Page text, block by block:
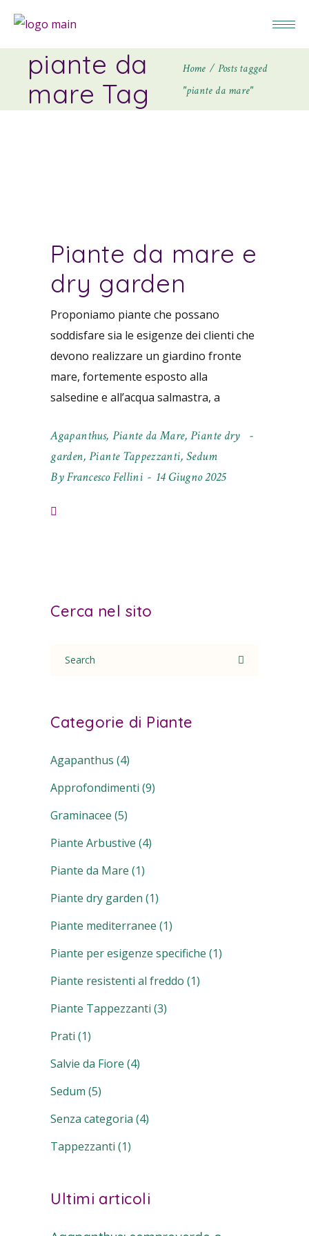
piante da
mare Tag
Home
Posts tagged
"piante da mare"
Piante da mare e
dry garden
Proponiamo piante che possano
soddisfare sia le esigenze dei clienti che
devono realizzare un giardino fronte
mare, fortemente esposto alla
salsedine e all’acqua salmastra, a
Agapanthus, Piante da Mare,Piante dry
garden,Piante Tappezzanti,Sedum
ByFrancesco Fellini 14 Giugno 2025
Cerca nel sito
for:
Categorie di Piante
Agapanthus (4)
Approfondimenti (9)
Graminacee (5)
Piante Arbustive (4)
Piante da Mare (1)
Piante dry garden (1)
Piante mediterranee (1)
Piante per esigenze specifiche (1)
Piante resistenti al freddo (1)
Piante Tappezzanti (3)
Prati (1)
Salvie da Fiore (4)
Sedum (5)
Senza categoria (4)
Tappezzanti (1)
Ultimi articoli